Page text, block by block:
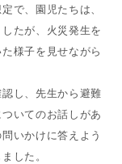
で、園児たちは、
たが、火災発生を
様子を見せながら
し、先生から避難
いてのお話しがあ
いかけに答えよう
した。